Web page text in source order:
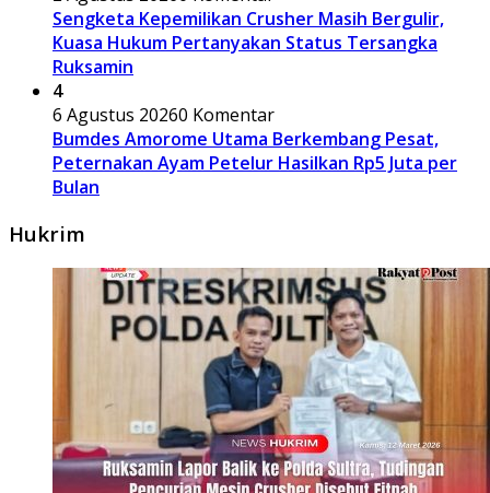
Sengketa Kepemilikan Crusher Masih Bergulir,
Kuasa Hukum Pertanyakan Status Tersangka
Ruksamin
4
6 Agustus 20260 Komentar
Bumdes Amorome Utama Berkembang Pesat,
Peternakan Ayam Petelur Hasilkan Rp5 Juta per
Bulan
Hukrim